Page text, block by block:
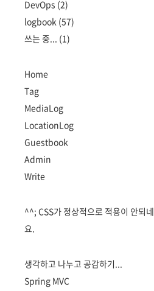
DevOps (2)
logbook (57)
쓰는 중... (1)
Home
Tag
MediaLog
LocationLog
Guestbook
Admin
Write
^^; CSS가 정상적으로 적용이 안되네
요.
생각하고 나누고 공감하기...
Spring MVC